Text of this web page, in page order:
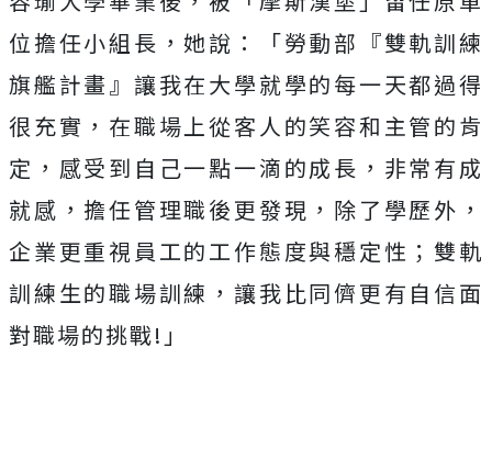
位擔任小組長，她說：「勞動部『雙軌訓練
旗艦計畫』讓我在大學就學的每一天都過得
很充實，在職場上從客人的笑容和主管的肯
定，感受到自己一點一滴的成長，非常有成
就感，擔任管理職後更發現，除了學歷外，
企業更重視員工的工作態度與穩定性；雙軌
訓練生的職場訓練，讓我比同儕更有自信面
對職場的挑戰!」